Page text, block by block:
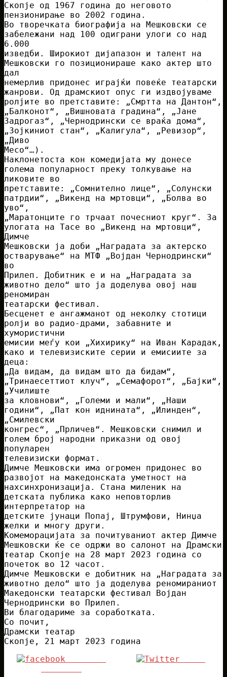
Скопје од 1967 година до неговото
пензионирање во 2002 година.
Во творечката биографија на Мешковски се
забележани над 100 одиграни улоги со над
6.000
изведби. Широкиот дијапазон и талент на
Мешковски го позиционираше како актер што
дал
немерлив придонес играјќи повеќе театарски
жанрови. Од драмскиот опус ги издвојуваме
ролјите во претставите: „Смртта на Дантон“,
„Балконот“, „Вишновата градина“, „Јане
Задрогаз“, „Чернодрински се враќа дома“,
„Зојкиниот стан“, „Калигула“, „Ревизор“,
„Диво
Месо“…).
Наклонетоста кон комедијата му донесе
голема популарност преку толкување на
ликовите во
претставите: „Сомнително лице“, „Солунски
патрдии“, „Викенд на мртовци“, „Болва во
уво“,
„Маратонците го трчаат почесниот круг“. За
улогата на Тасе во „Викенд на мртовци“,
Димче
Мешковски ја доби „Наградата за актерско
остварување“ на МТФ „Војдан Чернодрински“
во
Прилеп. Добитник е и на „Наградата за
животно дело“ што ја доделува овој наш
реномиран
театарски фестивал.
Бесценет е ангажманот од неколку стотици
ролји во радио-драми, забавните и
хумористични
емисии меѓу кои „Хихирику“ на Иван Карадак,
како и телевизиските серии и емисиите за
деца:
„Да видам, да видам што да бидам“,
„Тринаесеттиот клуч“, „Семафорот“, „Бајки“,
„Училиште
за кловнови“, „Големи и мали“, „Наши
години“, „Пат кон иднината“, „Илинден“,
„Смилевски
конгрес“, „Прличев“. Мешковски снимил и
голем број народни приказни од овој
популарен
телевизиски формат.
Димче Мешковски има огромен придонес во
развојот на македонската уметност на
нахсинхронизација. Стана миленик на
детската публика како неповторлив
интерпретатор на
детските јунаци Попај, Штрумфови, Нинџа
желки и многу други.
Комеморацијата за почитуваниот актер Димче
Мешковски ќе се одржи во салонот на Драмски
театар Скопје на 28 март 2023 година со
почеток во 12 часот.
Димче Мешковски е добитник на „Наградата за
животно дело“ што ја доделува реномираниот
Македонски театарски фестивал Војдан
Чернодрински во Прилеп.
Ви благодариме за соработката.
Со почит,
Драмски театар
Скопје, 21 март 2023 година